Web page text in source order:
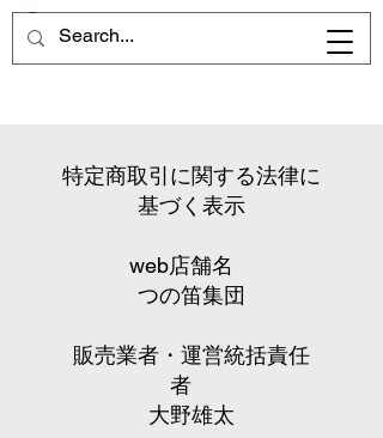
​特定商取引に関する法律に
基づく表示
web店舗名
つの笛集団
販売業者・運営統括責任
者
大野雄太